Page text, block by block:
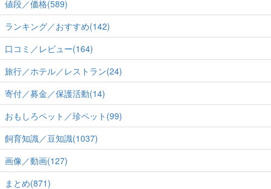
値段／価格(589)
ランキング／おすすめ(142)
口コミ／レビュー(164)
旅行／ホテル／レストラン(24)
寄付／募金／保護活動(14)
おもしろペット／珍ペット(99)
飼育知識／豆知識(1037)
画像／動画(127)
まとめ(871)